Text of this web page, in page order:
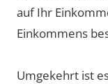
auf Ihr
Einkommens
Umgekehrt ist